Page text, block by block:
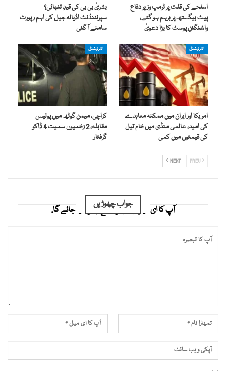
اسلحے کی قلت پر ٹرمپ وزیر دفاع
پیٹ ہیگستھ پر برہم ہو گئے،
واشنگٹن پوسٹ کا بڑا دعویٰ
بشریٰ بی بی کی قیدِ تنہائی؟
سپرنٹنڈنٹ اڈیالہ جیل کی اہم رپورٹ
سامنے آ گئی
انٹرنیشنل
امریکا اور ایران میں ممکنہ معاہدے
کی امید، عالمی منڈی میں خام تیل
کی قیمتوں میں کمی
انٹرنیشنل
کراچی، میمن گوٹھ میں پولیس
مقابلہ، 2 زخمیوں سمیت 4 ڈاکو
گرفتار
NEXT
جواب چھوڑیں
آپ کا ای میل ایڈریس شائع نہیں کیا جائے گا.